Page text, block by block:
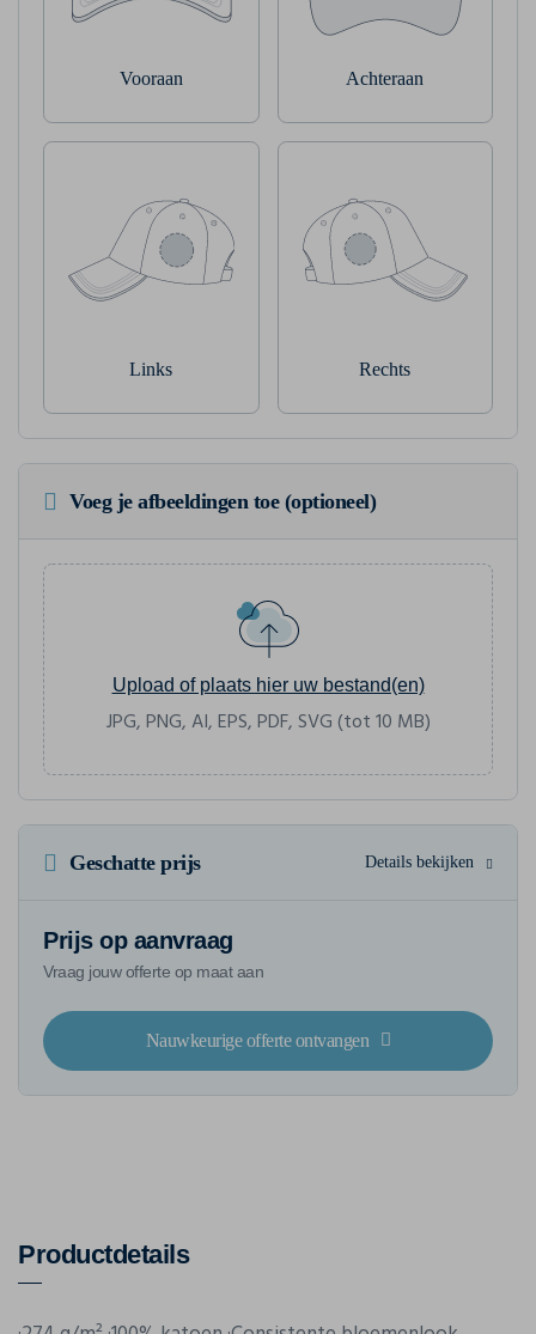
Vooraan Achteraan
Links Rechts
Voeg je afbeeldingen toe (optioneel)
Upload of plaats hier uw bestand(en)
JPG, PNG, AI, EPS, PDF, SVG (tot 10 MB)
Geschatte prijs Details bekijken
Prijs op aanvraag
Vraag jouw offerte op maat aan
Nauwkeurige offerte ontvangen
Productdetails